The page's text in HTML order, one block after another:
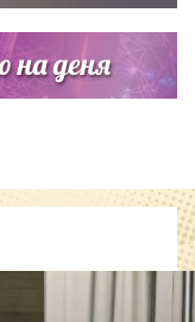
на деня